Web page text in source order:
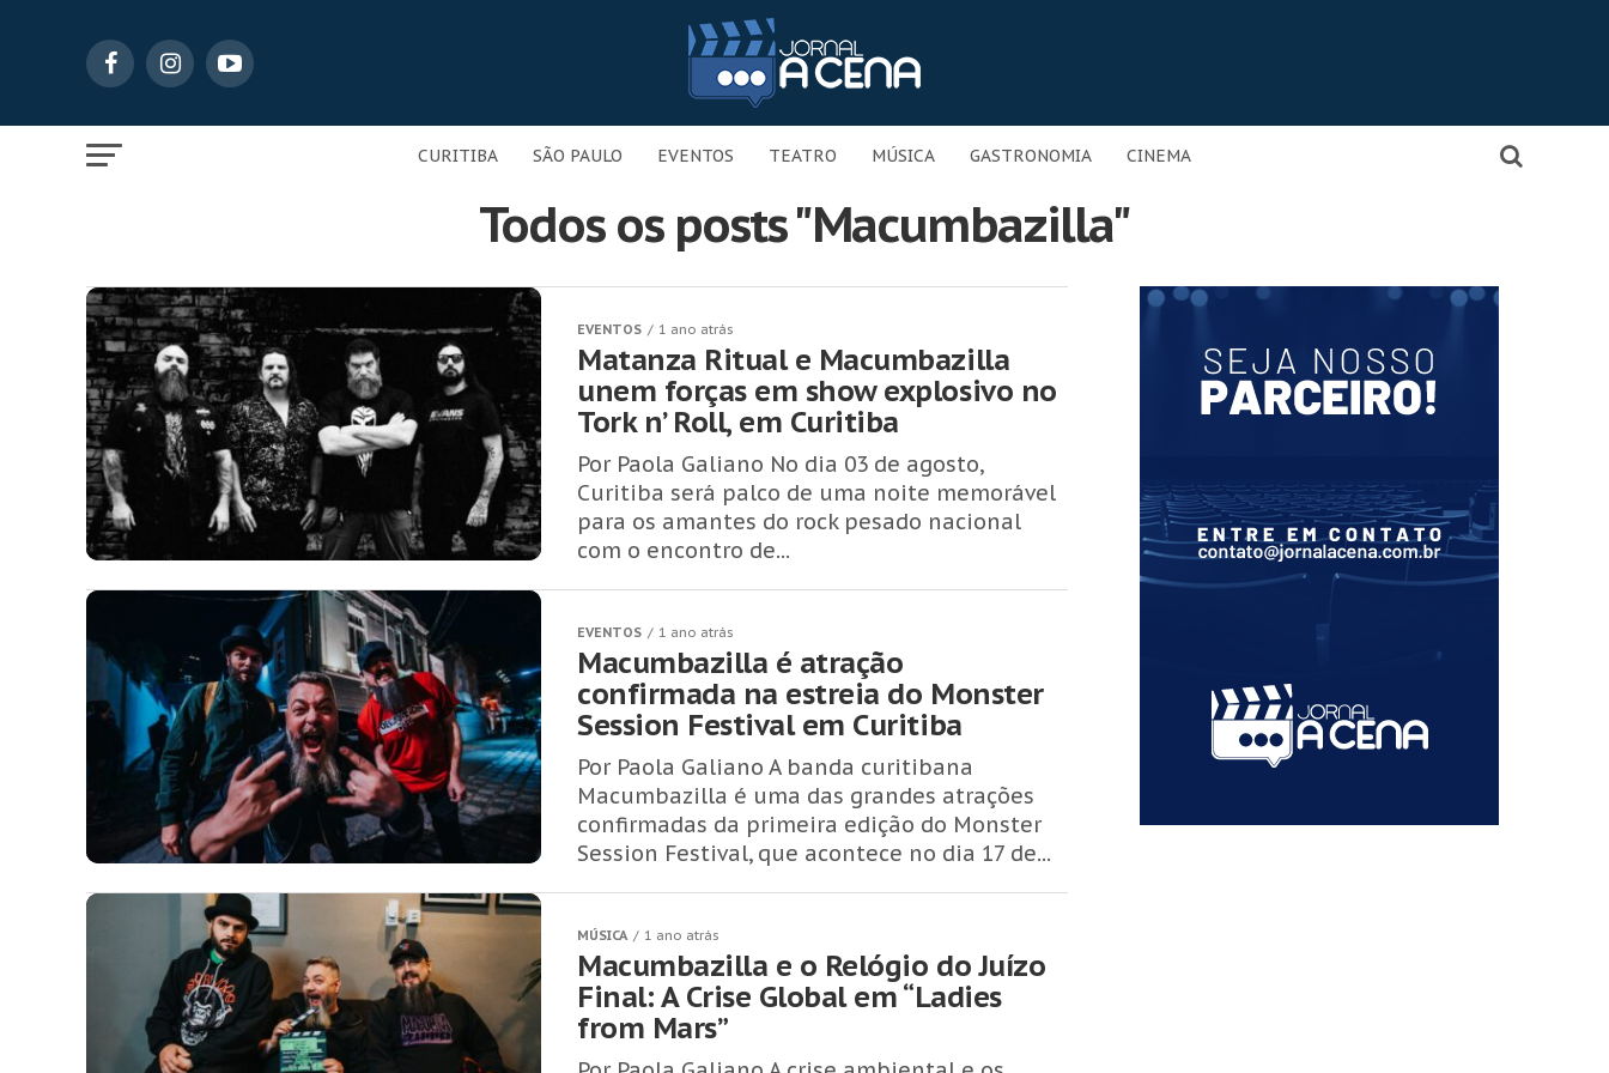
CURITIBA SÃO PAULO EVENTOS TEATRO MÚSICA GASTRONOMIA CINEMA
Todos os posts "Macumbazilla"
EVENTOS 1 ano atrás
Matanza Ritual e Macumbazilla
unem forças em show explosivo no
Tork n’ Roll, em Curitiba
Por Paola Galiano No dia 03 de agosto,
Curitiba será palco de uma noite memorável
para os amantes do rock pesado nacional
com o encontro de...
EVENTOS 1 ano atrás
Macumbazilla é atração
confirmada na estreia do Monster
Session Festival em Curitiba
Por Paola Galiano A banda curitibana
Macumbazilla é uma das grandes atrações
confirmadas da primeira edição do Monster
Session Festival, que acontece no dia 17 de...
MÚSICA 1 ano atrás
Macumbazilla e o Relógio do Juízo
Final: A Crise Global em “Ladies
from Mars”